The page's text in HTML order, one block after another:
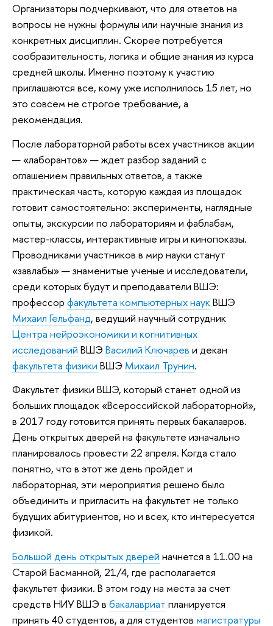
Организаторы подчеркивают, что для ответов на
вопросы не нужны формулы или научные знания из
конкретных дисциплин. Скорее потребуется
сообразительность, логика и общие знания из курса
средней школы. Именно поэтому к участию
приглашаются все, кому уже исполнилось 15 лет, но
это совсем не строгое требование, а
рекомендация.
После лабораторной работы всех участников акции
— «лаборантов» — ждет разбор заданий с
оглашением правильных ответов, а также
практическая часть, которую каждая из площадок
готовит самостоятельно: эксперименты, наглядные
опыты, экскурсии по лабораториям и фаблабам,
мастер-классы, интерактивные игры и кинопоказы.
Проводниками участников в мир науки станут
«завлабы» — знаменитые ученые и исследователи,
среди которых будут и преподаватели ВШЭ:
профессор факультета компьютерных наукВШЭ
Михаил Гельфанд, ведущий научный сотрудник
Центра нейроэкономики и когнитивных
исследований ВШЭ Василий Ключарев и декан
факультета физики ВШЭ Михаил Трунин.
Факультет физики ВШЭ, который станет одной из
больших площадок «Всероссийской лабораторной»,
в 2017 году готовится принять первых бакалавров.
День открытых дверей на факультете изначально
планировалось провести 22 апреля. Когда стало
понятно, что в этот же день пройдет и
лабораторная, эти мероприятия решено было
объединить и пригласить на факультет не только
будущих абитуриентов, но и всех, кто интересуется
физикой.
Большой день открытых дверей начнется в 11.00 на
Старой Басманной, 21/4, где располагается
факультет физики. В этом году на места за счет
средств НИУ ВШЭ в бакалавриат планируется
принять 40 студентов, а для студентов магистратуры